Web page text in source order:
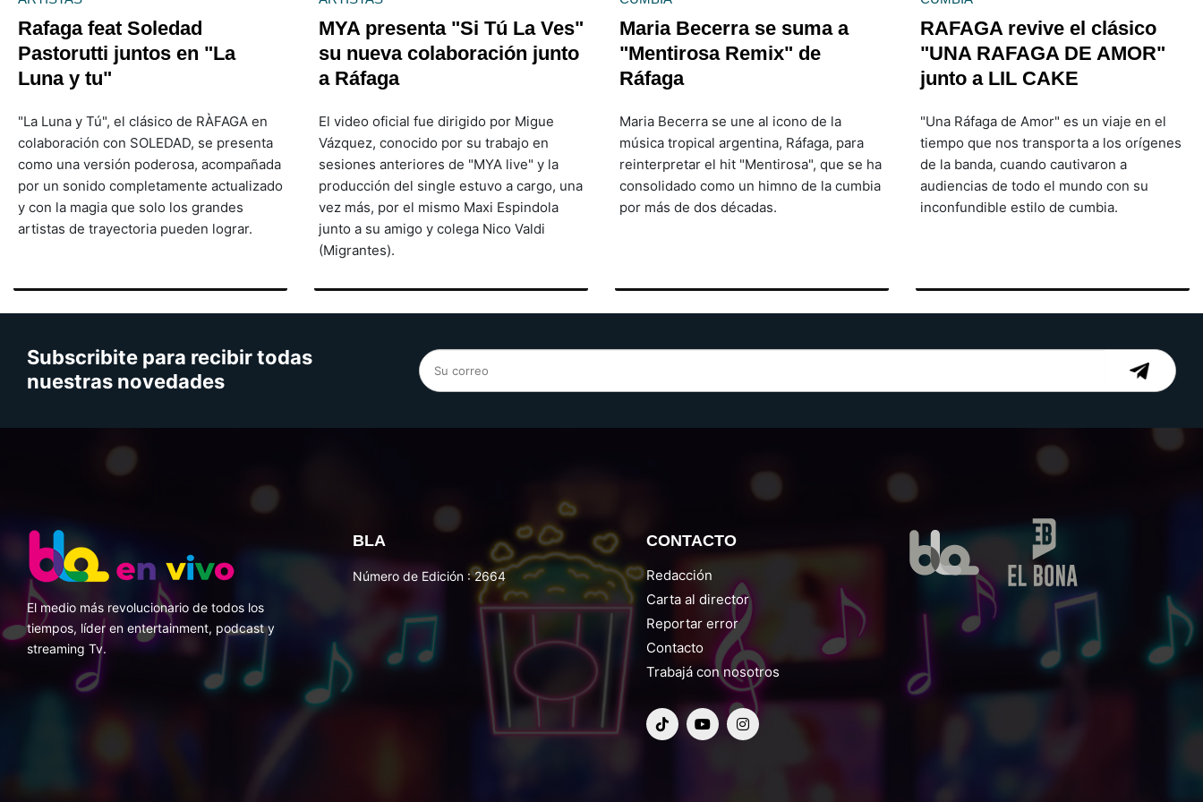
Rafaga feat Soledad
Pastorutti juntos en "La
Luna y tu"
"La Luna y Tú", el clásico de RÀFAGA en
colaboración con SOLEDAD, se presenta
como una versión poderosa, acompañada
por un sonido completamente actualizado
y con la magia que solo los grandes
artistas de trayectoria pueden lograr.
MYA presenta "Si Tú La Ves"
su nueva colaboración junto
a Ráfaga
El video oficial fue dirigido por Migue
Vázquez, conocido por su trabajo en
sesiones anteriores de "MYA live" y la
producción del single estuvo a cargo, una
vez más, por el mismo Maxi Espindola
junto a su amigo y colega Nico Valdi
(Migrantes).
Maria Becerra se suma a
"Mentirosa Remix" de
Ráfaga
Maria Becerra se une al icono de la
música tropical argentina, Ráfaga, para
reinterpretar el hit "Mentirosa", que se ha
consolidado como un himno de la cumbia
por más de dos décadas.
RAFAGA revive el clásico
"UNA RAFAGA DE AMOR"
junto a LIL CAKE
"Una Ráfaga de Amor" es un viaje en el
tiempo que nos transporta a los orígenes
de la banda, cuando cautivaron a
audiencias de todo el mundo con su
inconfundible estilo de cumbia.
Subscribite para recibir todas
nuestras novedades
El medio más revolucionario de todos los
tiempos, líder en entertainment, podcast y
streaming Tv.
BLA
Número de Edición : 2664
CONTACTO
Redacción
Carta al director
Reportar error
Contacto
Trabajá con nosotros